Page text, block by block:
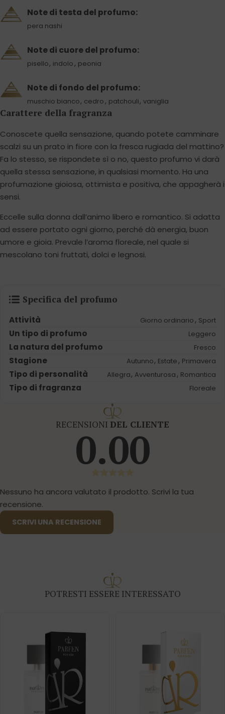
Note di testa del profumo:
pera nashi
Note di cuore del profumo:
pisello, indolo , peonia
Note di fondo del profumo:
muschio bianco, cedro , patchouli, vaniglia
Carattere della fragranza
Conoscete quella sensazione, quando potete camminare
scalzi su un prato in fiore con la fresca rugiada del mattino?
Fa lo stesso, se rispondete sì o no, questo profumo vi darà
quella stessa sensazione, in qualsiasi momento. Ha una
profumazione gioiosa, ottimista e positiva, che appagherà i
sensi.
Eccelle sulla donna dall’animo libero e romantico. Si adatta
ad essere portato ogni giorno, perché dà energia, buon
umore e gioia. Prevale l’aroma floreale, nel quale si
mescolano toni fruttati, dolci e legnosi.
Specifica del profumo
Attività Giorno ordinario , Sport
Un tipo di profumo Leggero
La natura del profumo Fresco
Stagione Autunno, Estate , Primavera
Tipo di personalità Allegra, Avventurosa , Romantica
Tipo di fragranza Floreale
RECENSIONI DEL CLIENTE
0.00
Nessuno ha ancora valutato il prodotto. Scrivi la tua
recensione.
SCRIVI UNA RECENSIONE
POTRESTI ESSERE INTERESSATO